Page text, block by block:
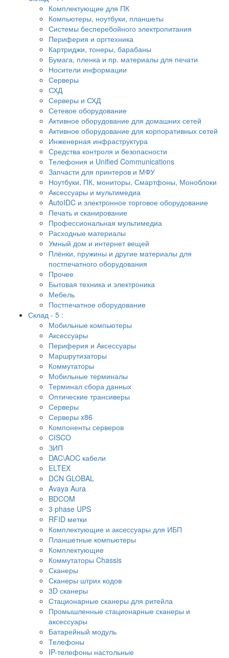
Комплектующие для ПК
Компьютеры, ноутбуки, планшеты
Системы бесперебойного электропитания
Периферия и оргтехника
Картриджи, тонеры, барабаны
Бумага, пленка и пр. материалы для печати
Носители информации
Серверы
СХД
Серверы и СХД
Сетевое оборудование
Активное оборудование для домашних сетей
Активное оборудование для корпоративных сетей
Инженерная инфраструктура
Средства контроля и безопасности
Телефония и Unified Communications
Запчасти для принтеров и МФУ
Ноутбуки, ПК, мониторы, Смартфоны, Моноблоки
Аксессуары и мультимедиа
AutoIDC и электронное торговое оборудование
Печать и сканирование
Профессиональная мультимедиа
Расходные материалы
Умный дом и интернет вещей
Плёнки, пружины и другие материалы для
постпечатного оборудования
Прочее
Бытовая техника и электроника
Мебель
Постпечатное оборудование
Склад - 5 :
Мобильные компьютеры
Аксессуары
Периферия и Аксессуары
Маршрутизаторы
Коммутаторы
Мобильные терминалы
Терминал сбора данных
Оптические трансиверы
Серверы
Серверы x86
Компоненты серверов
CISCO
ЗИП
DAC\AOC кабели
ELTEX
DCN GLOBAL
Avaya Aura
BDCOM
3 phase UPS
RFID метки
Комплектующие и аксессуары для ИБП
Планшетные компьютеры
Комплектующие
Коммутаторы Chassis
Сканеры
Сканеры штрих кодов
3D сканеры
Стационарные сканеры для ритейла
Промышленные стационарные сканеры и
аксессуары
Батарейный модуль
Телефоны
IP-телефоны настольные